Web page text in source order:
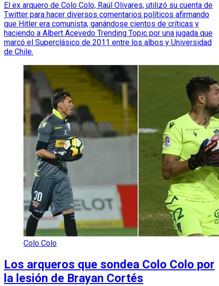
El ex arquero de Colo Colo, Raúl Olivares, utilizó su cuenta de
Twitter para hacer diversos comentarios políticos afirmando
que Hitler era comunista, ganándose cientos de críticas y
haciendo a Albert Acevedo Trending Topic por una jugada que
marcó el Superclásico de 2011 entre los albos y Universidad
de Chile.
Colo Colo
Los arqueros que sondea Colo Colo por
la lesión de Brayan Cortés